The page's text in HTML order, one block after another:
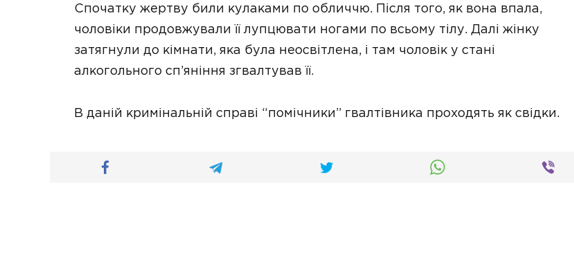
Спочатку жертву били кулаками по обличчю. Після того, як вона впала,
чоловіки продовжували її лупцювати ногами по всьому тілу. Далі жінку
затягнули до кімнати, яка була неосвітлена, і там чоловік у стані
алкогольного сп’яніння згвалтував її.
В даній кримінальній справі “помічники” гвалтівника проходять як свідки.